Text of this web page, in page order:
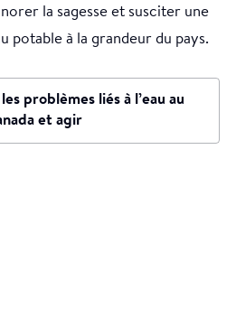
la sagesse et susciter une
potable à la grandeur du pays.
problèmes liés à l’eau au
et agir